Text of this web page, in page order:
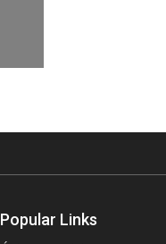
Popular Links